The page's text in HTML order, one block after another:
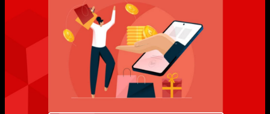
MyAvium
ALive
Yıldız Markalar
Yıldızlı Mağazalar